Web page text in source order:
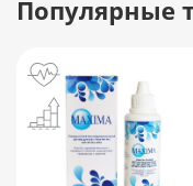
Популярные